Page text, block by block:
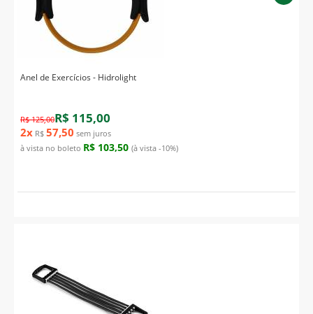
Anel de Exercícios - Hidrolight
R$ 125,00R$ 115,00
2x R$ 57,50 sem juros
à vista no boleto R$ 103,50 (à vista -10%)